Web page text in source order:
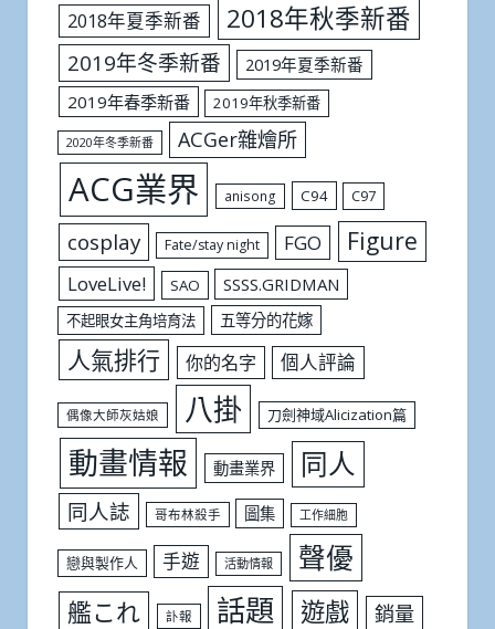
2018年夏季新番 2018年秋季新番
2019年冬季新番
2019年夏季新番
2019年春季新番
2019年秋季新番
2020年冬季新番 ACGer雜燴所
ACG業界 anisong C94 C97
cosplay Fate/stay night FGO Figure
LoveLive! SAO SSSS.GRIDMAN
不起眼女主角培育法 五等分的花嫁
人氣排行 你的名字 個人評論
偶像大師灰姑娘 八掛 刀劍神域Alicization篇
動畫情報 動畫業界 同人
同人誌 哥布林殺手 圖集 工作細胞
戀與製作人 手遊 活動情報 聲優
艦これ 訃報 話題 遊戲 銷量